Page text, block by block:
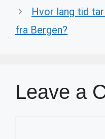
Hvor lang tid
fra Bergen?
Leave a